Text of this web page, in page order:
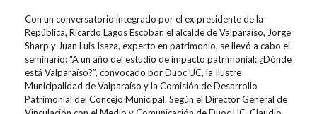
Con un conversatorio integrado por el ex presidente de la
República, Ricardo Lagos Escobar, el alcalde de Valparaíso, Jorge
Sharp y Juan Luis Isaza, experto en patrimonio, se llevó a cabo el
seminario: “A un año del estudio de impacto patrimonial: ¿Dónde
está Valparaíso?”, convocado por Duoc UC, la Ilustre
Municipalidad de Valparaíso y la Comisión de Desarrollo
Patrimonial del Concejo Municipal. Según el Director General de